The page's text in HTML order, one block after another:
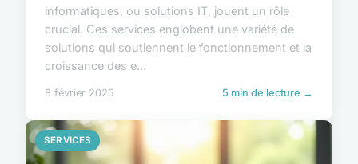
informatiques, ou solutions IT, jouent un rôle
crucial. Ces services englobent une variété de
solutions qui soutiennent le fonctionnement et la
croissance des e...
8 février 2025 5 min de lecture →
SERVICES